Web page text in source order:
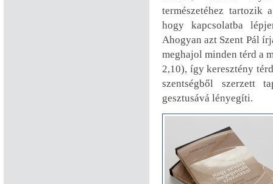
természetéhez tartozik
hogy kapcsolatba
Ahogyan azt Szent Pál
meghajol minden térd a
2,10), így keresztény
szentségből szerzett
gesztusává lényegíti.